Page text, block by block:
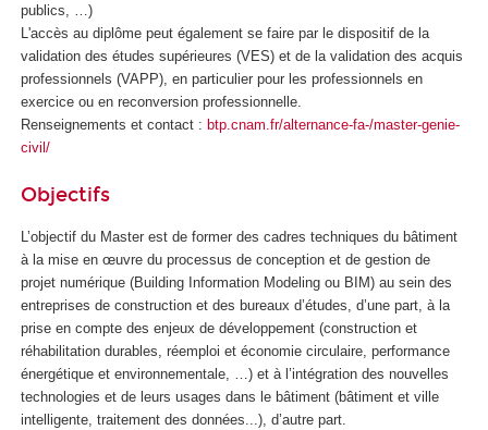
publics, …)
L'accès au diplôme peut également se faire par le dispositif de la
validation des études supérieures (VES) et de la validation des acquis
professionnels (VAPP), en particulier pour les professionnels en
exercice ou en reconversion professionnelle.
Renseignements et contact : btp.cnam.fr/alternance-fa-/master-genie-
civil/
Objectifs
L’objectif du Master est de former des cadres techniques du bâtiment
à la mise en œuvre du processus de conception et de gestion de
projet numérique (Building Information Modeling ou BIM) au sein des
entreprises de construction et des bureaux d’études, d’une part, à la
prise en compte des enjeux de développement (construction et
réhabilitation durables, réemploi et économie circulaire, performance
énergétique et environnementale, …) et à l’intégration des nouvelles
technologies et de leurs usages dans le bâtiment (bâtiment et ville
intelligente, traitement des données...), d’autre part.